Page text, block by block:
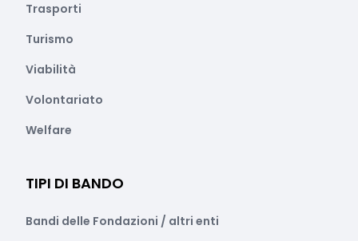
Trasporti
Turismo
Viabilità
Volontariato
Welfare
TIPI DI BANDO
Bandi delle Fondazioni / altri enti